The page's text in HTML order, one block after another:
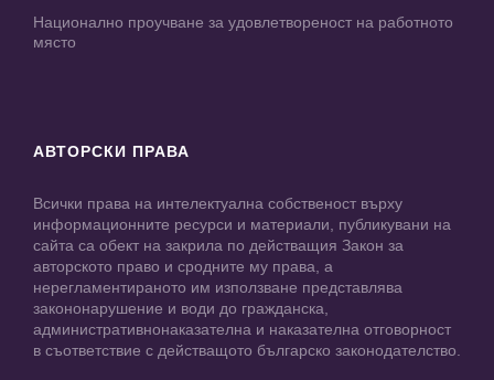
Национално проучване за удовлетвореност на работното
място
АВТОРСКИ ПРАВА
Всички права на интелектуална собственост върху
информационните ресурси и материали, публикувани на
сайта са обект на закрила по действащия Закон за
авторското право и сродните му права, а
нерегламентираното им използване представлява
закононарушение и води до гражданска,
административнонаказателна и наказателна отговорност
в съответствие с действащото българско законодателство.